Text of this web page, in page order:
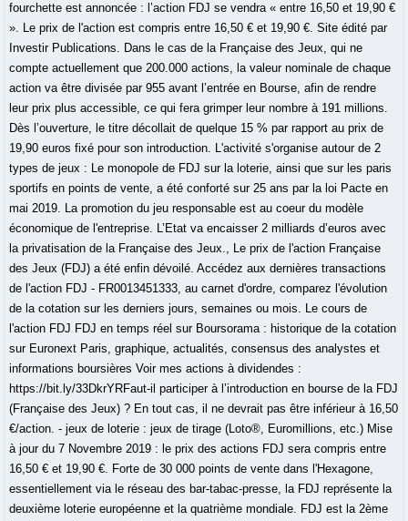
fourchette est annoncée : l’action FDJ se vendra « entre 16,50 et 19,90 €
». Le prix de l'action est compris entre 16,50 € et 19,90 €. Site édité par
Investir Publications. Dans le cas de la Française des Jeux, qui ne
compte actuellement que 200.000 actions, la valeur nominale de chaque
action va être divisée par 955 avant l’entrée en Bourse, afin de rendre
leur prix plus accessible, ce qui fera grimper leur nombre à 191 millions.
Dès l’ouverture, le titre décollait de quelque 15 % par rapport au prix de
19,90 euros fixé pour son introduction. L'activité s'organise autour de 2
types de jeux : Le monopole de FDJ sur la loterie, ainsi que sur les paris
sportifs en points de vente, a été conforté sur 25 ans par la loi Pacte en
mai 2019. La promotion du jeu responsable est au coeur du modèle
économique de l'entreprise. L’Etat va encaisser 2 milliards d’euros avec
la privatisation de la Française des Jeux., Le prix de l'action Française
des Jeux (FDJ) a été enfin dévoilé. Accédez aux dernières transactions
de l'action FDJ - FR0013451333, au carnet d'ordre, comparez l'évolution
de la cotation sur les derniers jours, semaines ou mois. Le cours de
l'action FDJ FDJ en temps réel sur Boursorama : historique de la cotation
sur Euronext Paris, graphique, actualités, consensus des analystes et
informations boursières Voir mes actions à dividendes :
https://bit.ly/33DkrYRFaut-il participer à l’introduction en bourse de la FDJ
(Française des Jeux) ? En tout cas, il ne devrait pas être inférieur à 16,50
€/action. - jeux de loterie : jeux de tirage (Loto®, Euromillions, etc.) Mise
à jour du 7 Novembre 2019 : le prix des actions FDJ sera compris entre
16,50 € et 19,90 €. Forte de 30 000 points de vente dans l'Hexagone,
essentiellement via le réseau des bar-tabac-presse, la FDJ représente la
deuxième loterie européenne et la quatrième mondiale. FDJ est la 2ème